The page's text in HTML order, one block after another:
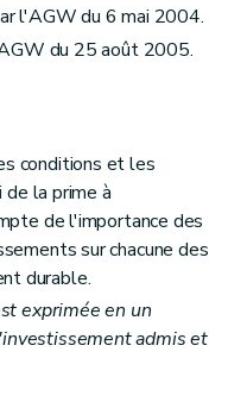
l'AGW du 6 mai 2004.
du 25 août 2005.
conditions et les
la prime à
de l'importance des
sur chacune des
durable.
exprimée en un
admis et